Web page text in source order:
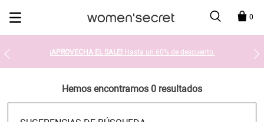
0
¡APROVECHA EL SALE!Hasta un 60% de descuento.
Hemos encontramos 0 resultados